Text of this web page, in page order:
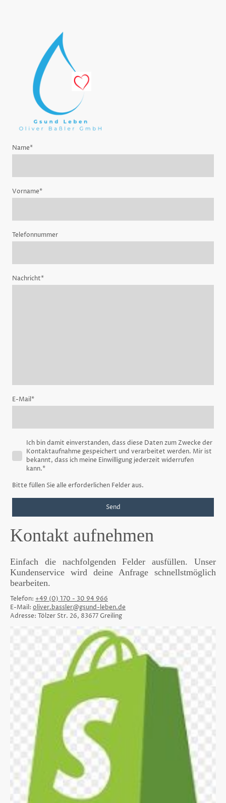
Name*
Vorname*
Telefonnummer
Nachricht*
E-Mail*
Ich bin damit einverstanden, dass diese Daten zum Zwecke der
Kontaktaufnahme gespeichert und verarbeitet werden. Mir ist
bekannt, dass ich meine Einwilligung jederzeit widerrufen
kann.*
Bitte füllen Sie alle erforderlichen Felder aus.
Send
Kontakt aufnehmen
Einfach die nachfolgenden Felder ausfüllen. Unser
Kundenservice wird deine Anfrage schnellstmöglich
bearbeiten.
Telefon: +49 (0) 170 - 30 94 966
E-Mail: oliver.bassler@gsund-leben.de
Adresse: Tölzer Str. 26, 83677 Greiling